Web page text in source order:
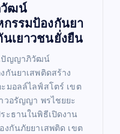
วัฒน์
กรรมป้องกันยา
นเยาวชนยั่งยืน
ปัญญาภิวัฒน์
กันยาเสพติดสร้าง
มอลล์ไลฟ์สโตร์ เขต
วอรัญญา พรไชยยะ
ะธานในพิธีเปิดงาน
งกันภัยยาเสพติด เขต